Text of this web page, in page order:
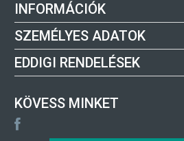
INFORMÁCIÓK
SZEMÉLYES ADATOK
EDDIGI RENDELÉSEK
KÖVESS MINKET